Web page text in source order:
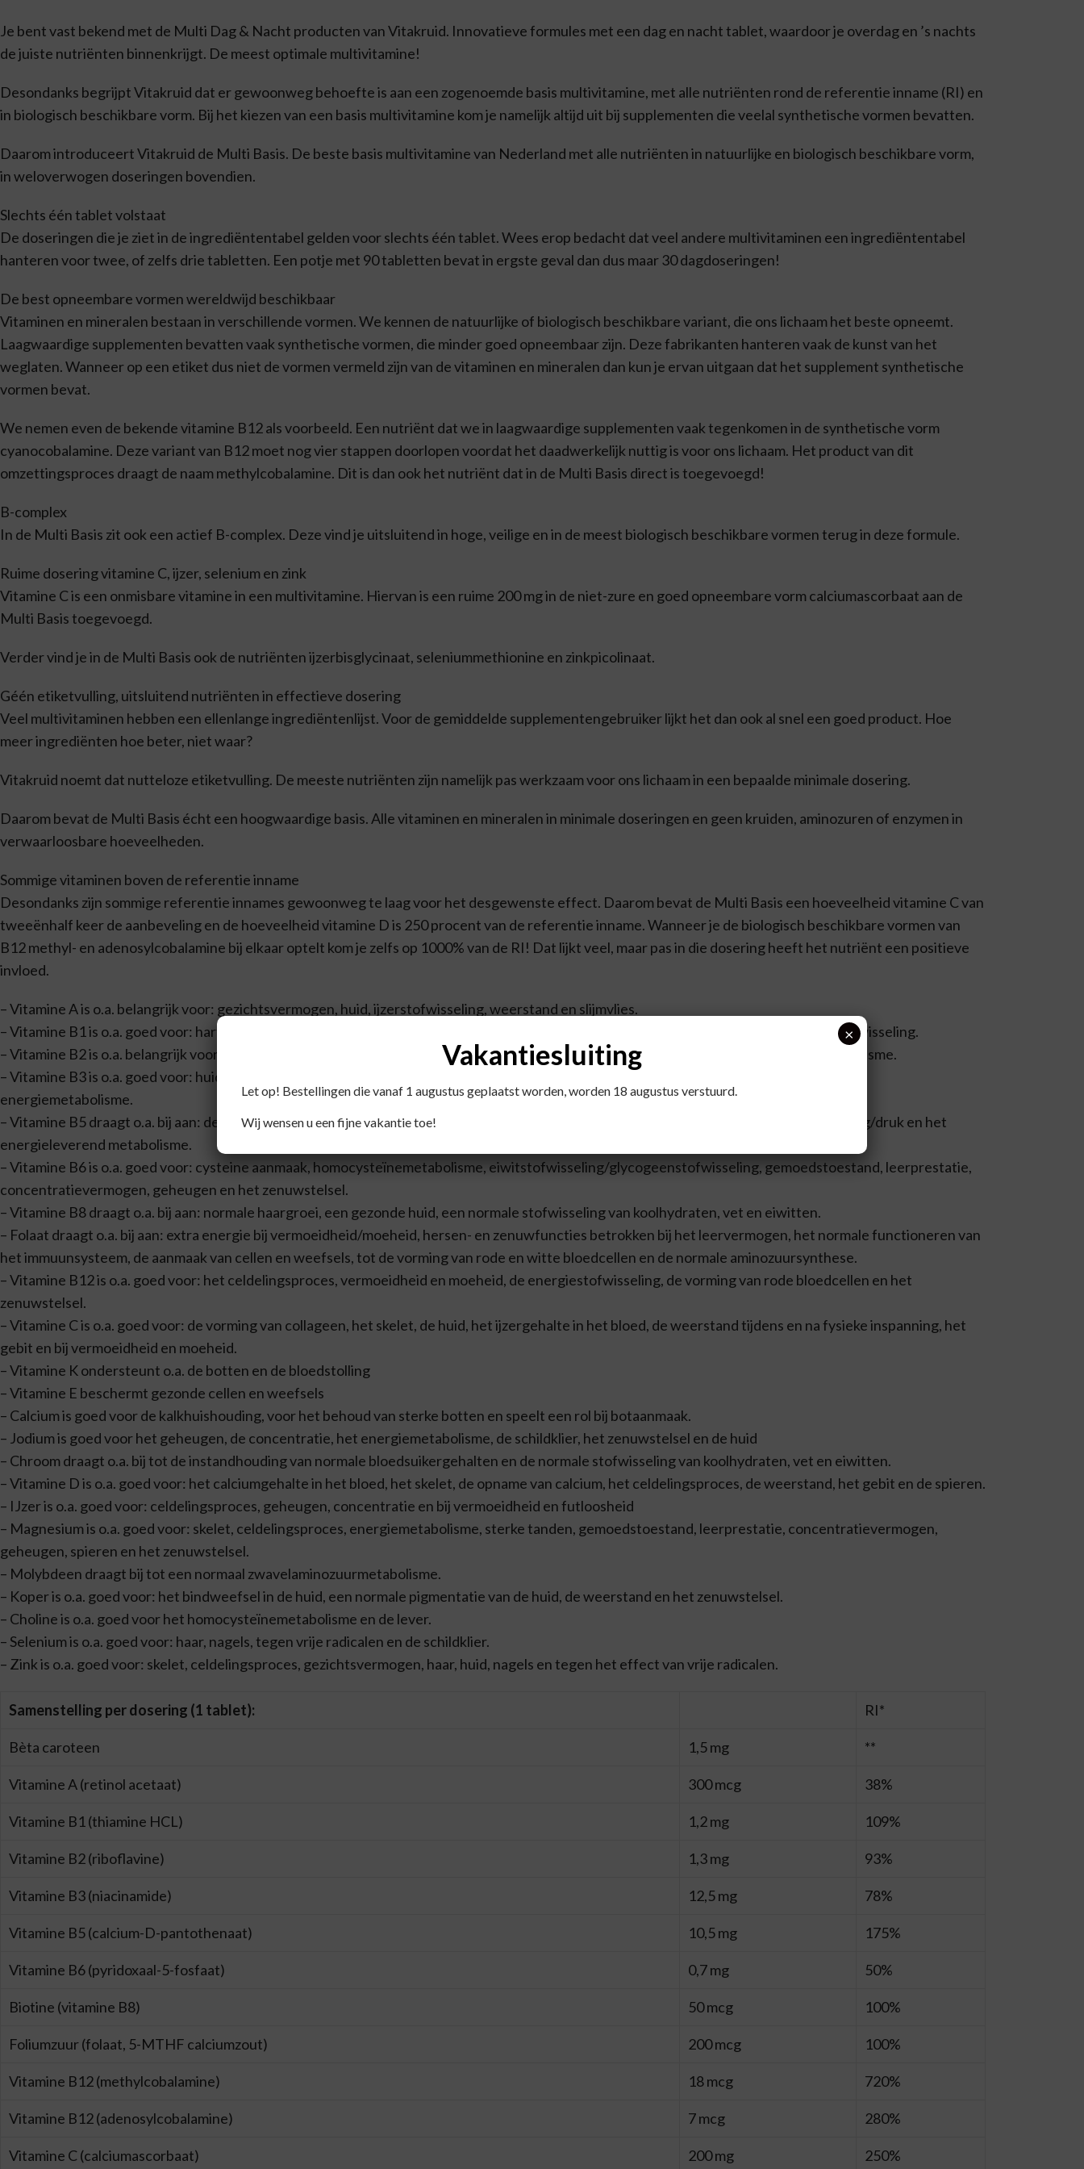
Je bent vast bekend met de Multi Dag & Nacht producten van Vitakruid. Innovatieve formules met een dag en nacht tablet, waardoor je overdag en ’s nachts
de juiste nutriënten binnenkrijgt. De meest optimale multivitamine!
Desondanks begrijpt Vitakruid dat er gewoonweg behoefte is aan een zogenoemde basis multivitamine, met alle nutriënten rond de referentie inname (RI) en
in biologisch beschikbare vorm. Bij het kiezen van een basis multivitamine kom je namelijk altijd uit bij supplementen die veelal synthetische vormen bevatten.
Daarom introduceert Vitakruid de Multi Basis. De beste basis multivitamine van Nederland met alle nutriënten in natuurlijke en biologisch beschikbare vorm,
in weloverwogen doseringen bovendien.
Slechts één tablet volstaat
De doseringen die je ziet in de ingrediëntentabel gelden voor slechts één tablet. Wees erop bedacht dat veel andere multivitaminen een ingrediëntentabel
hanteren voor twee, of zelfs drie tabletten. Een potje met 90 tabletten bevat in ergste geval dan dus maar 30 dagdoseringen!
De best opneembare vormen wereldwijd beschikbaar
Vitaminen en mineralen bestaan in verschillende vormen. We kennen de natuurlijke of biologisch beschikbare variant, die ons lichaam het beste opneemt.
Laagwaardige supplementen bevatten vaak synthetische vormen, die minder goed opneembaar zijn. Deze fabrikanten hanteren vaak de kunst van het
weglaten. Wanneer op een etiket dus niet de vormen vermeld zijn van de vitaminen en mineralen dan kun je ervan uitgaan dat het supplement synthetische
vormen bevat.
We nemen even de bekende vitamine B12 als voorbeeld. Een nutriënt dat we in laagwaardige supplementen vaak tegenkomen in de synthetische vorm
cyanocobalamine. Deze variant van B12 moet nog vier stappen doorlopen voordat het daadwerkelijk nuttig is voor ons lichaam. Het product van dit
omzettingsproces draagt de naam methylcobalamine. Dit is dan ook het nutriënt dat in de Multi Basis direct is toegevoegd!
B-complex
In de Multi Basis zit ook een actief B-complex. Deze vind je uitsluitend in hoge, veilige en in de meest biologisch beschikbare vormen terug in deze formule.
Ruime dosering vitamine C, ijzer, selenium en zink
Vitamine C is een onmisbare vitamine in een multivitamine. Hiervan is een ruime 200 mg in de niet-zure en goed opneembare vorm calciumascorbaat aan de
Multi Basis toegevoegd.
Verder vind je in de Multi Basis ook de nutriënten ijzerbisglycinaat, seleniummethionine en zinkpicolinaat.
Géén etiketvulling, uitsluitend nutriënten in effectieve dosering
Veel multivitaminen hebben een ellenlange ingrediëntenlijst. Voor de gemiddelde supplementengebruiker lijkt het dan ook al snel een goed product. Hoe
meer ingrediënten hoe beter, niet waar?
Vitakruid noemt dat nutteloze etiketvulling. De meeste nutriënten zijn namelijk pas werkzaam voor ons lichaam in een bepaalde minimale dosering.
Daarom bevat de Multi Basis écht een hoogwaardige basis. Alle vitaminen en mineralen in minimale doseringen en geen kruiden, aminozuren of enzymen in
verwaarloosbare hoeveelheden.
Sommige vitaminen boven de referentie inname
Desondanks zijn sommige referentie innames gewoonweg te laag voor het desgewenste effect. Daarom bevat de Multi Basis een hoeveelheid vitamine C van
tweeënhalf keer de aanbeveling en de hoeveelheid vitamine D is 250 procent van de referentie inname. Wanneer je de biologisch beschikbare vormen van
B12 methyl- en adenosylcobalamine bij elkaar optelt kom je zelfs op 1000% van de RI! Dat lijkt veel, maar pas in die dosering heeft het nutriënt een positieve
invloed.
– Vitamine A is o.a. belangrijk voor: gezichtsvermogen, huid, ijzerstofwisseling, weerstand en slijmvlies.
– Vitamine B1 is o.a. goed voor: hart, zenuwstelsel, gemoedstoestand, leerprestatie, concentratievermogen, geheugen en de energiestofwisseling.
– Vitamine B2 is o.a. belangrijk voor: zenuwstelsel, slijmvliezen, ijzerhuishouding, huid, gezichtsvermogen en het energieleverende metabolisme.
– Vitamine B3 is o.a. goed voor: huid, gemoedstoestand, leerprestatie, concentratievermogen, geheugen, slijmvliezen, zenuwstelsel en het
energiemetabolisme.
– Vitamine B5 draagt o.a. bij aan: de vermindering van moeheid en vermoeidheid, de normale weerstand tegen stress, geestelijke inspanning/druk en het
energieleverend metabolisme.
– Vitamine B6 is o.a. goed voor: cysteine aanmaak, homocysteïnemetabolisme, eiwitstofwisseling/glycogeenstofwisseling, gemoedstoestand, leerprestatie,
concentratievermogen, geheugen en het zenuwstelsel.
– Vitamine B8 draagt o.a. bij aan: normale haargroei, een gezonde huid, een normale stofwisseling van koolhydraten, vet en eiwitten.
– Folaat draagt o.a. bij aan: extra energie bij vermoeidheid/moeheid, hersen- en zenuwfuncties betrokken bij het leervermogen, het normale functioneren van
het immuunsysteem, de aanmaak van cellen en weefsels, tot de vorming van rode en witte bloedcellen en de normale aminozuursynthese.
– Vitamine B12 is o.a. goed voor: het celdelingsproces, vermoeidheid en moeheid, de energiestofwisseling, de vorming van rode bloedcellen en het
zenuwstelsel.
– Vitamine C is o.a. goed voor: de vorming van collageen, het skelet, de huid, het ijzergehalte in het bloed, de weerstand tijdens en na fysieke inspanning, het
gebit en bij vermoeidheid en moeheid.
– Vitamine K ondersteunt o.a. de botten en de bloedstolling
– Vitamine E beschermt gezonde cellen en weefsels
– Calcium is goed voor de kalkhuishouding, voor het behoud van sterke botten en speelt een rol bij botaanmaak.
– Jodium is goed voor het geheugen, de concentratie, het energiemetabolisme, de schildklier, het zenuwstelsel en de huid
– Chroom draagt o.a. bij tot de instandhouding van normale bloedsuikergehalten en de normale stofwisseling van koolhydraten, vet en eiwitten.
– Vitamine D is o.a. goed voor: het calciumgehalte in het bloed, het skelet, de opname van calcium, het celdelingsproces, de weerstand, het gebit en de spieren.
– IJzer is o.a. goed voor: celdelingsproces, geheugen, concentratie en bij vermoeidheid en futloosheid
– Magnesium is o.a. goed voor: skelet, celdelingsproces, energiemetabolisme, sterke tanden, gemoedstoestand, leerprestatie, concentratievermogen,
geheugen, spieren en het zenuwstelsel.
– Molybdeen draagt bij tot een normaal zwavelaminozuurmetabolisme.
– Koper is o.a. goed voor: het bindweefsel in de huid, een normale pigmentatie van de huid, de weerstand en het zenuwstelsel.
– Choline is o.a. goed voor het homocysteïnemetabolisme en de lever.
– Selenium is o.a. goed voor: haar, nagels, tegen vrije radicalen en de schildklier.
– Zink is o.a. goed voor: skelet, celdelingsproces, gezichtsvermogen, haar, huid, nagels en tegen het effect van vrije radicalen.
Samenstelling per dosering (1 tablet): RI*
Bèta caroteen 1,5 mg **
Vitamine A (retinol acetaat) 300 mcg 38%
Vitamine B1 (thiamine HCL) 1,2 mg 109%
Vitamine B2 (riboflavine) 1,3 mg 93%
Vitamine B3 (niacinamide) 12,5 mg 78%
Vitamine B5 (calcium-D-pantothenaat) 10,5 mg 175%
Vitamine B6 (pyridoxaal-5-fosfaat) 0,7 mg 50%
Biotine (vitamine B8) 50 mcg 100%
Foliumzuur (folaat, 5-MTHF calciumzout) 200 mcg 100%
Vitamine B12 (methylcobalamine) 18 mcg 720%
Vitamine B12 (adenosylcobalamine) 7 mcg 280%
Vitamine C (calciumascorbaat) 200 mg 250%
Vakantiesluiting
Let op! Bestellingen die vanaf 1 augustus geplaatst worden, worden 18 augustus verstuurd.
Wij wensen u een fijne vakantie toe!
×